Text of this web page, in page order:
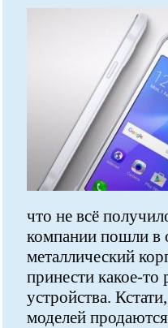
что не всё
компании пошли в
металлический
принести какое-то
устройства. Кстати,
моделей